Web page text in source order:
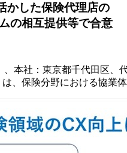
かした保険代理店の
の相互提供等で合意
本社：東京都千代田区、
、保険分野における協業